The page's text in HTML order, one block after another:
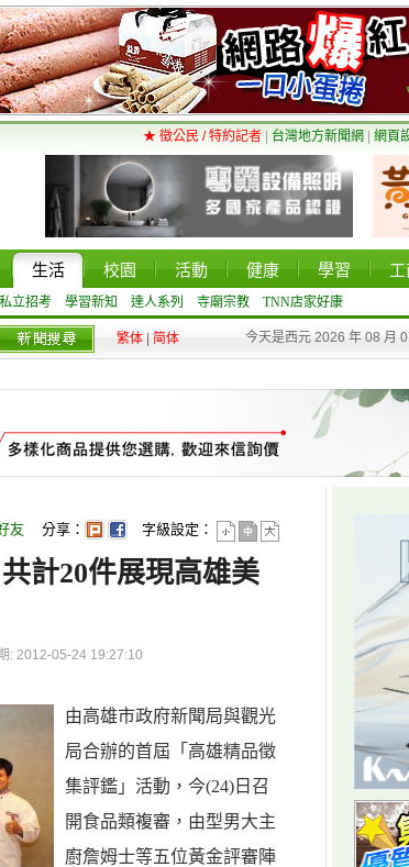
★ 徵公民 / 特約記者 台灣地方新聞網 網頁
生活 校園 活動 健康 學習 工
立招考 學習新知 達人系列 寺廟宗教 TNN店家好康
繁体 简体 今天是西元 2026 年 08 月
友 分享： 字級設定：
計20件展現高雄美
: 2012-05-24 19:27:10
由高雄市政府新聞局與觀光
局合辦的首屆「高雄精品徵
集評鑑」活動，今(24)日召
開食品類複審，由型男大主
廚詹姆士等五位黃金評審陣